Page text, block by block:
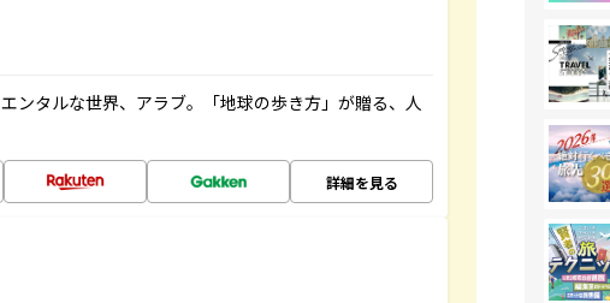
ンタルな世界、アラブ。「地球の歩き方」が贈る、人
詳細を見る